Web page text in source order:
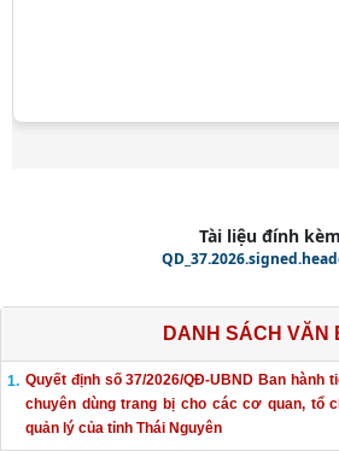
Tài liệu đính kèm
DANH SÁCH VĂN
Quyết định số 37/2026/QĐ-UBND Ban hành
chuyên dùng trang bị cho các cơ quan, tổ
quản lý của tỉnh Thái Nguyên